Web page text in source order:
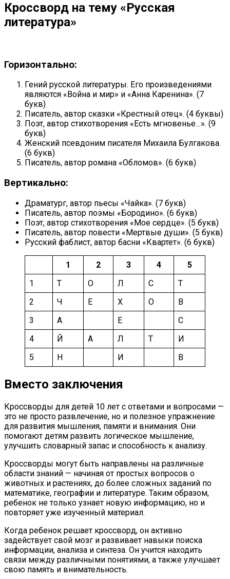
Кроссворд на тему «Русская
литература»
Горизонтально:
Гений русской литературы. Его произведениями
являются «Война и мир» и «Анна Каренина». (7
букв)
Писатель, автор сказки «Крестный отец». (4 буквы)
Поэт, автор стихотворения «Есть мгновенье…». (9
букв)
Женский псевдоним писателя Михаила Булгакова.
(6 букв)
Писатель, автор романа «Обломов». (6 букв)
Вертикально:
Драматург, автор пьесы «Чайка». (7 букв)
Писатель, автор поэмы «Бородино». (6 букв)
Поэт, автор стихотворения «Мое сердце». (5 букв)
Писатель, автор повести «Мертвые души». (5 букв)
Русский фаблист, автор басни «Квартет». (6 букв)
1 2 3 4
5
1
Т О Л С
Т
2
Ч Е Х О
В
3
А Е
С
4
Й А Л Т
И
5
Н И В
Вместо заключения
Кроссворды для детей 10 лет с ответами и вопросами —
это не просто развлечение, но и полезное упражнение
для развития мышления, памяти и внимания. Они
помогают детям развить логическое мышление,
улучшить словарный запас и способность к анализу.
Кроссворды могут быть направлены на различные
области знаний — начиная от простых вопросов о
животных и растениях, до более сложных заданий по
математике, географии и литературе. Таким образом,
ребенок не только узнает новую информацию, но и
повторяет уже изученный материал.
Когда ребенок решает кроссворд, он активно
задействует свой мозг и развивает навыки поиска
информации, анализа и синтеза. Он учится находить
связи между различными понятиями, а также улучшает
свою память и внимательность.